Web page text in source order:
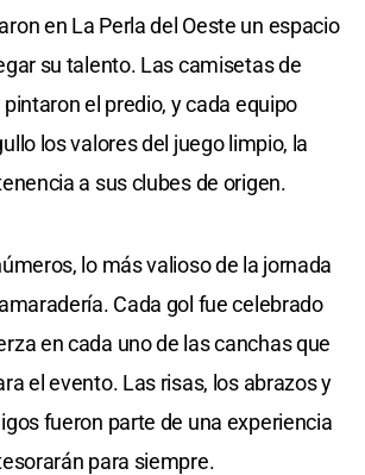
en La Perla del Oeste un espacio
su talento. Las camisetas de
el predio, y cada equipo
los valores del juego limpio, la
a sus clubes de origen.
lo más valioso de la jornada
Cada gol fue celebrado
en cada uno de las canchas que
el evento. Las risas, los abrazos y
fueron parte de una experiencia
para siempre.